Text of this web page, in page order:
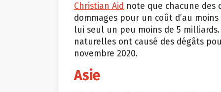
Christian Aid note que chacune
dommages pour un coût d’au
lui seul un peu moins de 5
naturelles ont causé des dégâts
novembre 2020.
Asie